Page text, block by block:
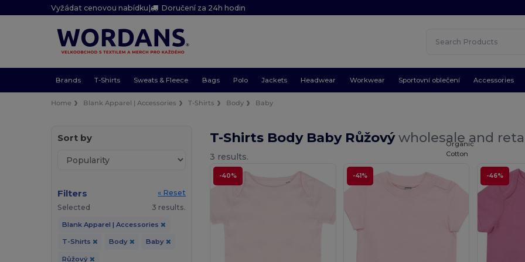
Vyžádat cenovou nabídku| Doručení za 24h hodin
Brands T-Shirts Sweats & Fleece Bags Polo Jackets Headwear Workwear Sportovní oblečení Accessories
Home Blank Apparel | Accessories T-Shirts Body Baby
Sort by
Filters
« Reset
Selected
3 results.
Blank Apparel | Accessories
T-Shirts Body Baby
Růžový
T-Shirts Body Baby Růžovýwholesale and
3 results.
-40% -41% -46%
Organic
Cotton